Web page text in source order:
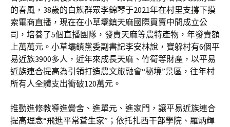
的春風，38歲的白族群眾李錦琴于2021年在村里支撐下摸
索電商直播，現在在小草壩鎮天麻國際買賣中間成立公
司，培養了5個直播團隊，發賣天麻等農特產物，年發賣額
上萬萬元。小草壩鎮黨委副書記李安林說，寶躲村有6個平
易近族3900多人，近年來成長天麻、竹筍等財產，以平易
近族連合提高為引領打造農文旅融會“秘境”景區，往年村
所有人全體支出衝破120萬元。
推動進修教導進黌舍、進單元、進家門，讓平易近族連合
提高理念“飛進平常蒼生家”；依托扎西干部學院、羅炳輝